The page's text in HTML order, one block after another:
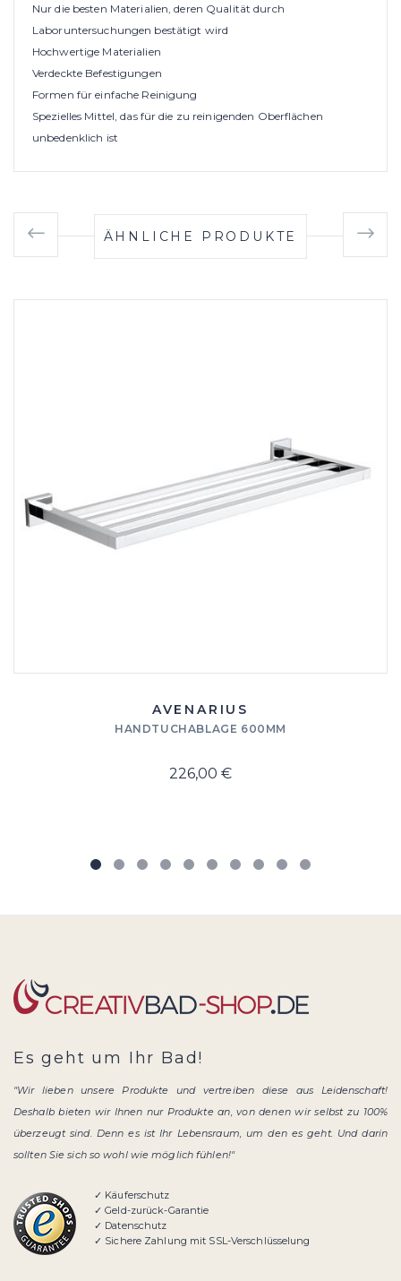
Nur die besten Materialien, deren Qualität durch
Laboruntersuchungen bestätigt wird
Hochwertige Materialien
Verdeckte Befestigungen
Formen für einfache Reinigung
Spezielles Mittel, das für die zu reinigenden Oberflächen
unbedenklich ist
ÄHNLICHE PRODUKTE
AVENARIUS
HANDTUCHABLAGE 600MM
226,00 €
Es geht um Ihr Bad!
"Wir lieben unsere Produkte und vertreiben diese aus Leidenschaft!
Deshalb bieten wir Ihnen nur Produkte an, von denen wir selbst zu 100%
überzeugt sind. Denn es ist Ihr Lebensraum, um den es geht. Und darin
sollten Sie sich so wohl wie möglich fühlen!"
✓ Käuferschutz
✓ Geld-zurück-Garantie
✓ Datenschutz
✓ Sichere Zahlung mit SSL-Verschlüsselung